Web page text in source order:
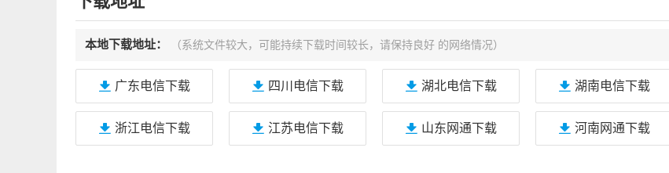
本地下载地址： （系统文件较大，可能持续下载时间较长，请保持良好 的网络情况）
广东电信下载 四川电信下载 湖北电信下载 湖南电信下载
浙江电信下载 江苏电信下载 山东网通下载 河南网通下载